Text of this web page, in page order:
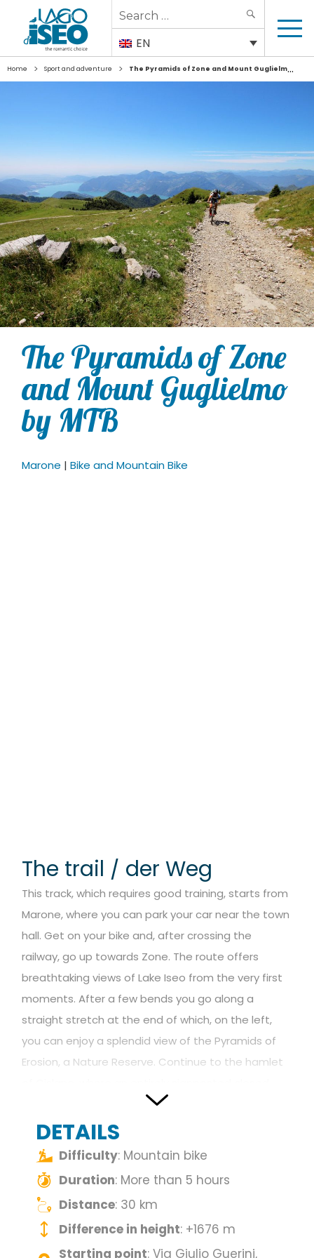
Search
for:
EN
Home > Sport and adventure > The Pyramids of Zone and Mount Guglielmo by MTB
The Pyramids of Zone
and Mount Guglielmo
by MTB
Marone |Bike and Mountain Bike
The trail / der Weg
This track, which requires good training, starts from
Marone, where you can park your car near the town
hall. Get on your bike and, after crossing the
railway, go up towards Zone. The route offers
breathtaking views of Lake Iseo from the very first
moments. After a few bends you go along a
straight stretch at the end of which, on the left,
you can enjoy a splendid view of the Pyramids of
Erosion, a Nature Reserve. Continue to the hamlet
circuit allows you to admire the unique natural
phenomenon of the Pyramids up close. Back on the
bicycle, along the road that leads to Zone, turn
right into a wide and easy dirt road that leads to
the Croce di Marone hut. After the Malpensata hut,
you will arrive at the Guglielmo di Sotto hut; the
road climbs continuously and becomes more
difficult due to the presence of stones that make
DETAILS
Difficulty: Mountain bike
Duration: More than 5 hours
Distance: 30 km
Difference in height: +1676 m
Starting point: Via Giulio Guerini,